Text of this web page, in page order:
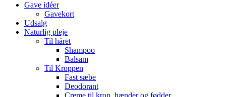
Gave idéer
Gavekort
Udsalg
Naturlig pleje
Til håret
Shampoo
Balsam
Til Kroppen
Fast sæbe
Deodorant